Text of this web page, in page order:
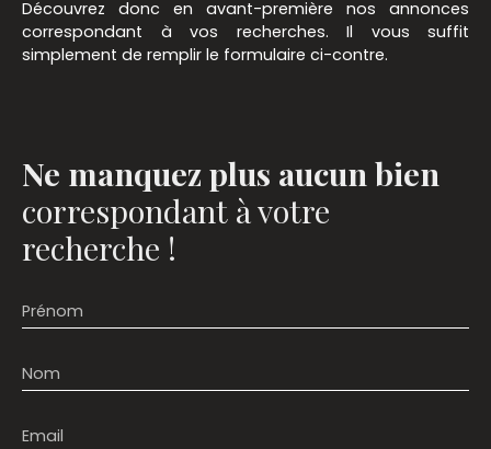
Découvrez donc en avant-première nos annonces
correspondant à vos recherches. Il vous suffit
simplement de remplir le formulaire ci-contre.
Ne manquez plus aucun bien
correspondant à votre
recherche !
Prénom
Nom
Email